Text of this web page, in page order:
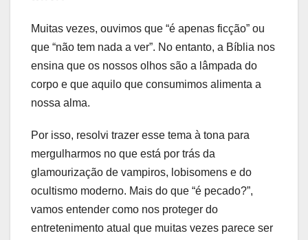
Muitas vezes, ouvimos que “é apenas ficção” ou
que “não tem nada a ver”. No entanto, a Bíblia nos
ensina que os nossos olhos são a lâmpada do
corpo e que aquilo que consumimos alimenta a
nossa alma.
Por isso, resolvi trazer esse tema à tona para
mergulharmos no que está por trás da
glamourização de vampiros, lobisomens e do
ocultismo moderno. Mais do que “é pecado?”,
vamos entender como nos proteger do
entretenimento atual que muitas vezes parece ser